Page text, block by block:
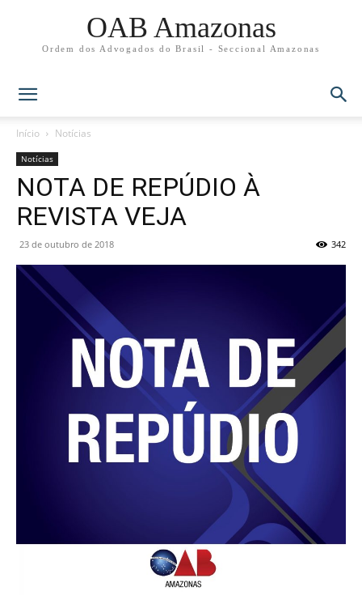
OAB Amazonas
Ordem dos Advogados do Brasil - Seccional Amazonas
Início Notícias
Notícias
NOTA DE REPÚDIO À
REVISTA VEJA
23 de outubro de 2018 342